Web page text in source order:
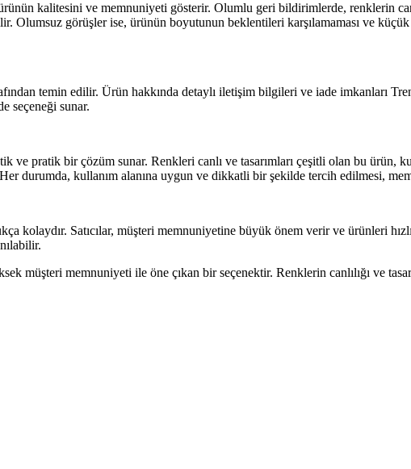
kalitesini ve memnuniyeti gösterir. Olumlu geri bildirimlerde, renklerin
Olumsuz görüşler ise, ürünün boyutunun beklentileri karşılamaması ve küçük
temin edilir. Ürün hakkında detaylı iletişim bilgileri ve iade imkanları
seçeneği sunar.
pratik bir çözüm sunar. Renkleri canlı ve tasarımları çeşitli olan bu ürün,
durumda, kullanım alanına uygun ve dikkatli bir şekilde tercih edilmesi,
kolaydır. Satıcılar, müşteri memnuniyetine büyük önem verir ve ürünleri
müşteri memnuniyeti ile öne çıkan bir seçenektir. Renklerin canlılığı ve